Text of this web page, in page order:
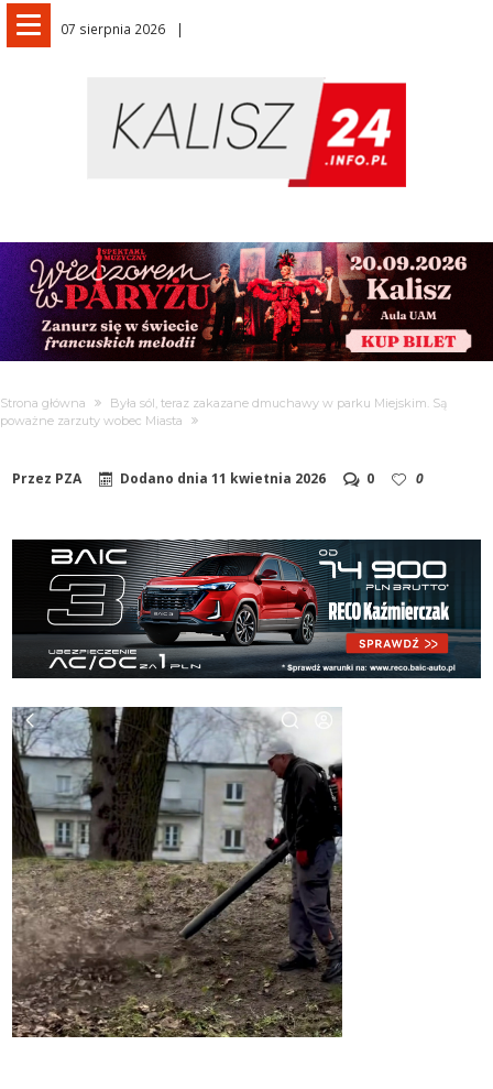
07 sierpnia 2026
Strona główna
Była sól, teraz zakazane dmuchawy w parku Miejskim. Są
poważne zarzuty wobec Miasta
Przez PZA Dodano dnia11 kwietnia 2026 0 0